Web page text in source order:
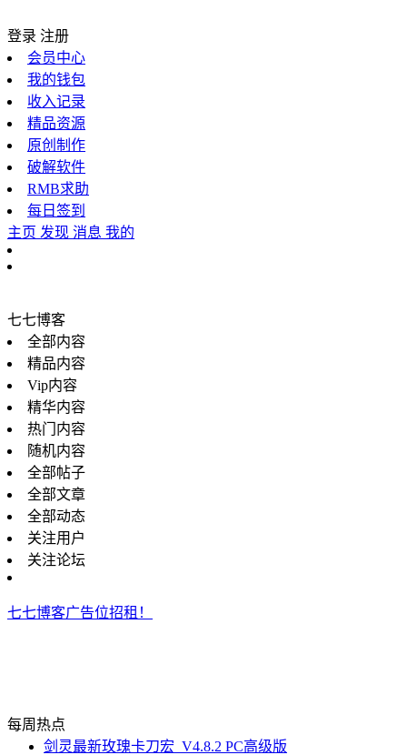
登录 注册
会员中心
我的钱包
收入记录
精品资源
原创制作
破解软件
RMB求助
每日签到
主页 发现 消息 我的
七七博客
全部内容
精品内容
Vip内容
精华内容
热门内容
随机内容
全部帖子
全部文章
全部动态
关注用户
关注论坛
七七博客广告位招租！
每周热点
剑灵最新玫瑰卡刀宏_V4.8.2 PC高级版